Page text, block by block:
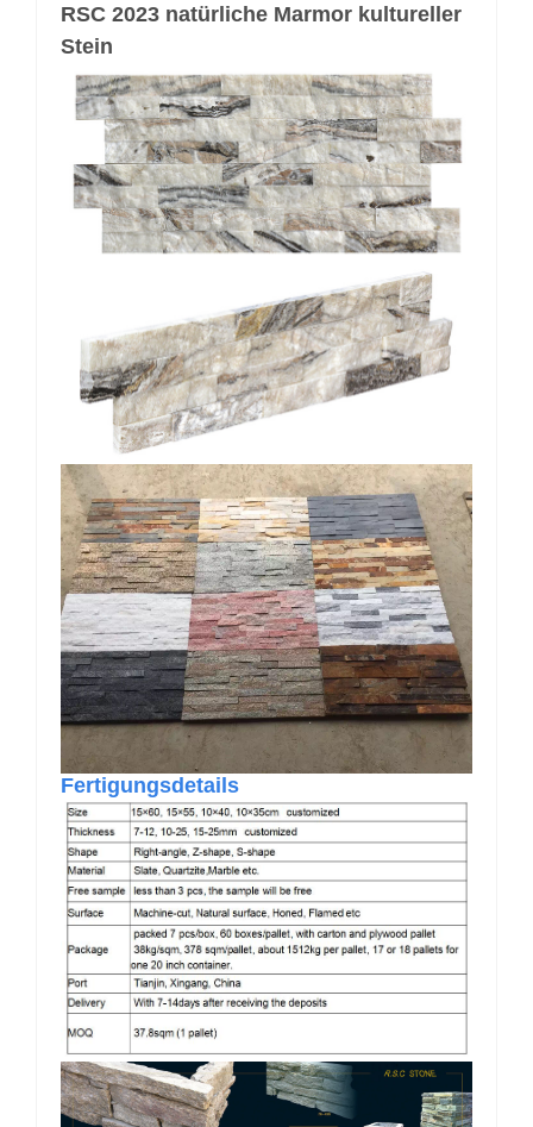
RSC 2023 natürliche Marmor kultureller
Stein
Fertigungsdetails